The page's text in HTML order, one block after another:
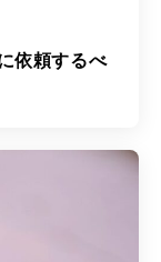
依頼するべ